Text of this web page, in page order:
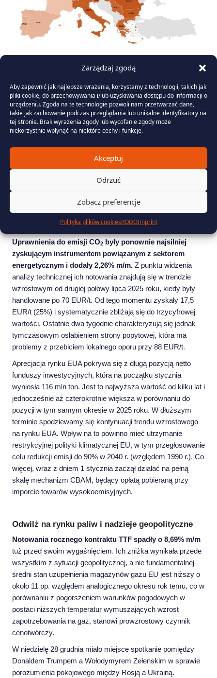
Zarządzaj zgodą
Aby zapewnić jak najlepsze wrażenia, korzystamy z technologii, takich jak
pliki cookie, do przechowywania i/lub uzyskiwania dostępu do informacji o
urządzeniu. Zgoda na te technologie pozwoli nam przetwarzać dane,
takie jak zachowanie podczas przeglądania lub unikalne identyfikatory na
tej stronie. Brak wyrażenia zgody lub wycofanie zgody może
niekorzystnie wpłynąć na niektóre cechy i funkcje.
Akceptuj
Odrzuć
Zobacz preferencje
Polityka plików cookiesRODOImprint
reprezentowany przez kontrakt roczny dla całej opisywanej
strefy na 2026 rok wyniósł średnio
80,84 EUR/MWh– była to
wartośćniższa o 3,34 EUR/MWh (4%) względem
listopada. Spadek ten nastąpił pomimo aprecjacji cen
uprawnień do emisji dwutlenku węgla o 2,26% w ujęciu
miesięcznym. Z drugiej strony instrumenty roczne po raz
kolejny zostały wspierane przez taniejące surowce
energetyczne: notowania indeksu TTF zakończyły miniony
rok aż 8,7-procentową przeceną m/m, natomiast ceny węgla
Rekordowa aktywność funduszy na rynku EUA
Uprawnienia do emisji CO2 były ponownie najsilniej
zyskującym instrumentem powiązanym z sektorem
energetycznym i dodały 2,26% m/m. Z punktu widzenia
analizy technicznej ich notowania znajdują się w trendzie
wzrostowym od drugiej połowy lipca 2025 roku, kiedy były
handlowane po 70 EUR/t. Od tego momentu zyskały 17,5
EUR/t (25%) i systematycznie zbliżają się do trzycyfrowej
wartości. Ostatnie dwa tygodnie charakteryzują się jednak
tymczasowym osłabieniem strony popytowej, która ma
problemy z przebiciem lokalnego oporu przy 88 EUR/t.
Aprecjacja rynku EUA pokrywa się z długą pozycją netto
funduszy inwestycyjnych, która na początku stycznia
wyniosła 116 mln ton. Jest to najwyższa wartość od kilku lat i
jednocześnie aż czterokrotnie większa w porównaniu do
pozycji w tym samym okresie w 2025 roku. W dłuższym
terminie spodziewamy się kontynuacji trendu wzrostowego
na rynku EUA. Wpływ na to powinno mieć utrzymanie
restrykcyjnej polityki klimatycznej EU, w tym przegłosowanie
celu redukcji emisji do 90% w 2040 r. (względem 1990 r.). Co
więcej, wraz z dniem 1 stycznia zaczął działać na pełną
skalę mechanizm CBAM, będący opłatą pobieraną przy
imporcie towarów wysokoemisyjnych.
Odwilż na rynku paliw i nadzieje geopolityczne
Notowania rocznego kontraktu TTF spadły o 8,69% m/m
tuż przed swoim wygaśnięciem. Ich zniżka wynikała przede
wszystkim z sytuacji geopolitycznej, a nie fundamentalnej –
średni stan uzupełnienia magazynów gazu EU jest niższy o
około 11 pp. względem analogicznego okresu rok temu, co w
porównaniu z pogorszeniem warunków pogodowych w
postaci niższych temperatur wymuszających wzrost
zapotrzebowania na gaz, stanowi prowzrostowy czynnik
cenotwórczy.
W niedzielę 28 grudnia miało miejsce spotkanie pomiędzy
Donaldem Trumpem a Wołodymyrem Zełenskim w sprawie
porozumienia pokojowego między Rosją a Ukrainą.